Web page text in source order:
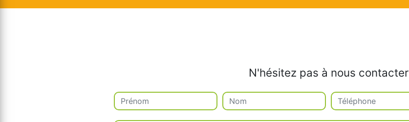
N'hésitez pas à nous contacter